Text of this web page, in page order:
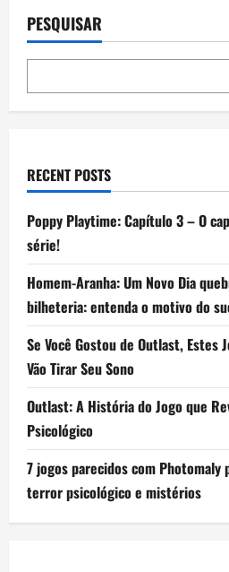
PESQUISAR
RECENT POSTS
Poppy Playtime: Capítulo 3 – O
série!
Homem-Aranha: Um Novo Dia
bilheteria: entenda o motivo do
Se Você Gostou de Outlast, Estes
Vão Tirar Seu Sono
Outlast: A História do Jogo que
Psicológico
7 jogos parecidos com Photomaly
terror psicológico e mistérios